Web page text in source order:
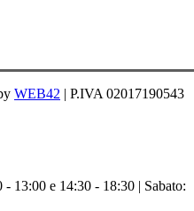
WEB42 | P.IVA 02017190543
13:00 e 14:30 - 18:30 | Sabato: